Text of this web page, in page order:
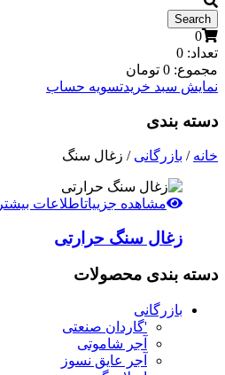
0
تعداد: 0
مجموع: 0 تومان
نمایش سبد خریدتسویه حساب
دسته بندی
خانه / بازرگانی / زغال سنگ
مشاهده جزییاتاطلاعات بیشتر
زغال سنگ حرارتی
دسته بندی محصولات
بازرگانی
'گاردان صنعتی
آجر شاموتی
آجر عایق نسوز